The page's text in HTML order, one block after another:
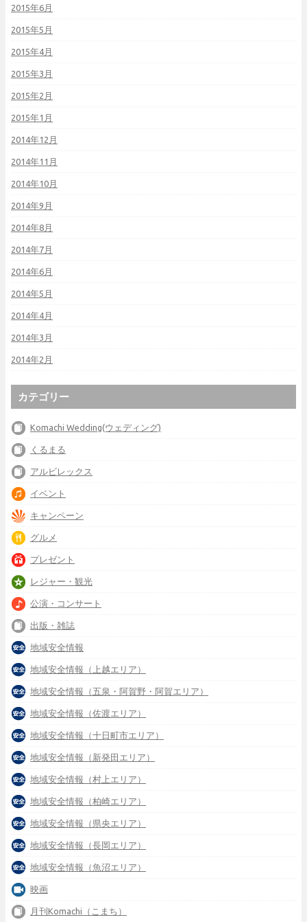
2015年6月
2015年5月
2015年4月
2015年3月
2015年2月
2015年1月
2014年12月
2014年11月
2014年10月
2014年9月
2014年8月
2014年7月
2014年6月
2014年5月
2014年4月
2014年3月
2014年2月
カテゴリー
Komachi Wedding(ウェディング)
くるまる
アルビレックス
イベント
キャンペーン
グルメ
プレゼント
レジャー・観光
公演・コンサート
出版・雑誌
地域安全情報
地域安全情報（上越エリア）
地域安全情報（五泉・阿賀野・阿賀エリア）
地域安全情報（佐渡エリア）
地域安全情報（十日町市エリア）
地域安全情報（新発田エリア）
地域安全情報（村上エリア）
地域安全情報（柏崎エリア）
地域安全情報（県央エリア）
地域安全情報（長岡エリア）
地域安全情報（魚沼エリア）
映画
月刊Komachi（こまち）